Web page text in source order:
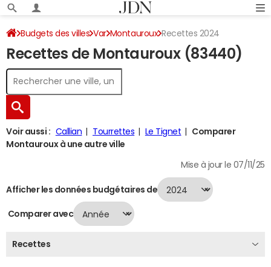
Budgets des villes Var Montauroux Recettes 2024
Recettes de Montauroux (83440)
Voir aussi : Callian Tourrettes Le Tignet
Comparer
Montauroux à une autre ville
Mise à jour le 07/11/25
Afficher les données budgétaires de
Comparer avec
Recettes